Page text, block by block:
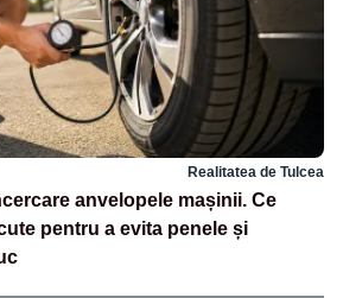
Realitatea de Tulcea
anvelopele mașinii. Ce
pentru a evita penele și